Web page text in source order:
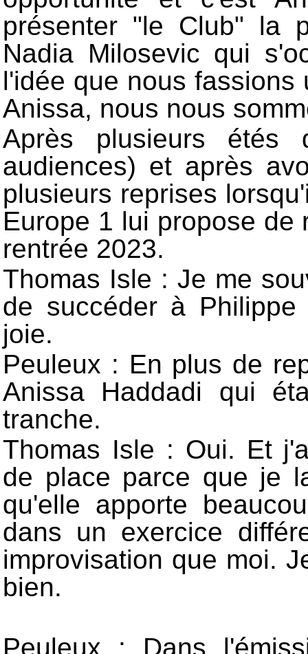
présenter "le Club" la
Nadia Milosevic qui
l'idée que nous fassions
Anissa, nous nous
Après plusieurs étés
audiences) et après
plusieurs reprises
Europe 1 lui propose de
rentrée 2023.
Thomas Isle : Je me
de succéder à
joie.
Peuleux : En plus de
Anissa Haddadi qui
tranche.
Thomas Isle : Oui. Et
de place parce que je
qu'elle apporte
dans un exercice
improvisation que moi.
bien.
Peuleux : Dans